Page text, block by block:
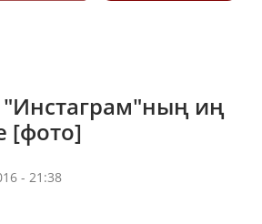
"Инстаграм"ның иң
[фото]
- 21:38